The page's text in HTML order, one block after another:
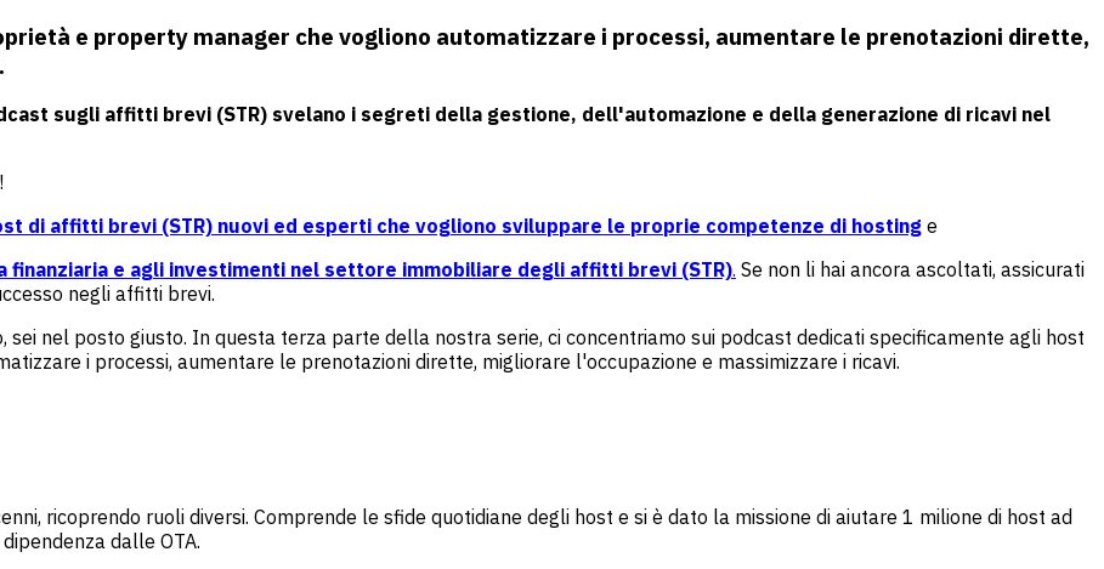
e property manager che vogliono automatizzare i processi, aumentare le prenotazioni dirette,
.
sugli affitti brevi (STR) svelano i segreti della gestione, dell'automazione e della generazione di ricavi nel
di affitti brevi (STR) nuovi ed esperti che vogliono sviluppare le proprie competenze di hosting e
finanziaria e agli investimenti nel settore immobiliare degli affitti brevi (STR). Se non li hai ancora ascoltati, assicurati
negli affitti brevi.
nel posto giusto. In questa terza parte della nostra serie, ci concentriamo sui podcast dedicati specificamente agli host
i processi, aumentare le prenotazioni dirette, migliorare l'occupazione e massimizzare i ricavi.
ricoprendo ruoli diversi. Comprende le sfide quotidiane degli host e si è dato la missione di aiutare 1 milione di host ad
dalle OTA.